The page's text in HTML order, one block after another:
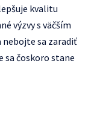
kvalitu
výzvy s väčším
nebojte sa zaradiť
sa čoskoro stane